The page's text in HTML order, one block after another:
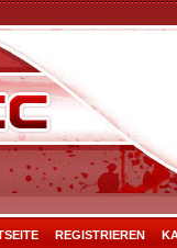
REGISTRIEREN